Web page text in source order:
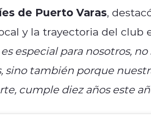
de Puerto Varas,
y la trayectoria del club
especial para nosotros,
sino también porque
cumple diez años este